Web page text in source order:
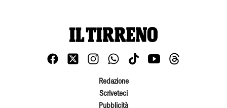
Redazione
Scriveteci
Pubblicità